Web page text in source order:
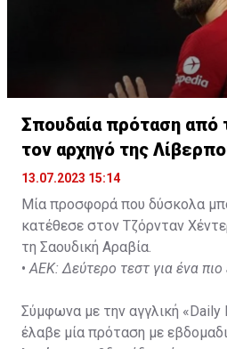
Σπουδαία πρόταση από
τον αρχηγό της
13.07.2023 15:14
Μία προσφορά που δύσκολα
κατέθεσε στον Τζόρνταν
τη Σαουδική Αραβία.
• ΑΕΚ: Δεύτερο τεστ για ένα
Σύμφωνα με την αγγλική
έλαβε μία πρόταση με